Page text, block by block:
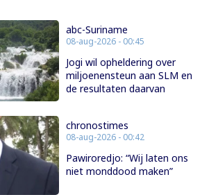
abc-Suriname
08-aug-2026 - 00:45
Jogi wil opheldering over
miljoenensteun aan SLM en
de resultaten daarvan
chronostimes
08-aug-2026 - 00:42
Pawiroredjo: “Wij laten ons
niet monddood maken”